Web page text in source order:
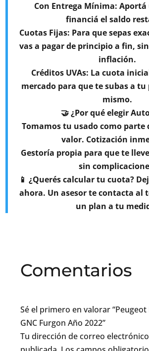
Con Entrega Mínima:
financiá el saldo
Cuotas Fijas: Para que sepas
vas a pagar de principio a fin,
inflación.
Créditos UVAs: La cuota
mercado para que te subas a
mismo.
🤝 ¿Por qué elegir
Tomamos tu usado como parte
valor. Cotización
Gestoría propia para que te
sin
📱 ¿Querés calcular tu cuota?
ahora. Un asesor te contacta al
un plan a tu
Comentarios
Sé el primero en valorar
GNC Furgon Año 2022”
Tu dirección de correo